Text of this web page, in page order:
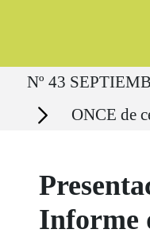
Ruta del sitio
Nº 43
Secciones ONCE de
Informe